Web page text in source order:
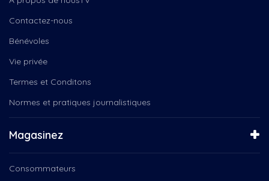
Daniel Landry
Dave savard
Deny Cloutier
Diocèse de Baie-Comeau
Droit, devant, centre,...
Député Martin Ouellet
En mouvement, exercice,...
Orchestre Philharmonique de...
Ordre du Mérite Nord-Côtier...
Parade de Noël de Sept-Îles
Question de réno
Québec Connecté (spécial...
Raccroche-toi
Rayon de culture
Salon du livre de la...
Contactez-nous
Bénévoles
Vie privée
Termes et Conditons
Normes et pratiques journalistiques
Magasinez
Consommateurs